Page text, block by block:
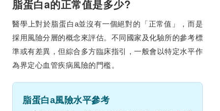
脂蛋白a的正常值是多少?
醫學上對於脂蛋白a並沒有一個絕對的「正常值」，而是
採用風險分層的概念來評估。不同國家及化驗所的參考標
準或有差異，但綜合多方臨床指引，一般會以特定水平作
為界定心血管疾病風險的門檻。
脂蛋白a風險水平參考